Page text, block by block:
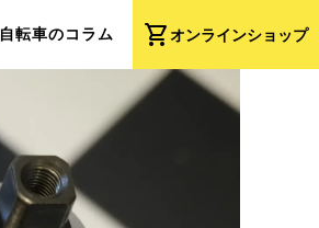
shopping_cartオンラインショップ
自転車のコラム